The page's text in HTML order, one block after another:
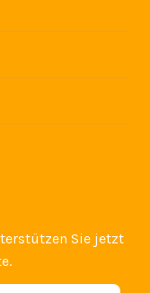
Sie jetzt